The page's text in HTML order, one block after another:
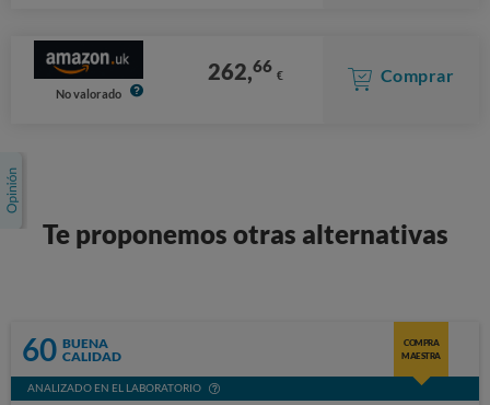
No valorado
262,66 € Comprar
Te proponemos otras alternativas
60 BUENA
CALIDAD
COMPRA
MAESTRA
ANALIZADO EN EL LABORATORIO